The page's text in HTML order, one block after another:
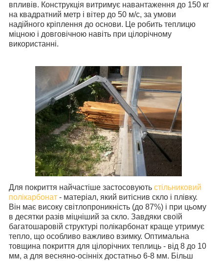
впливів. Конструкція витримує навантаження до 150 кг
на квадратний метр і вітер до 50 м/с, за умови
надійного кріплення до основи. Це робить теплицю
міцною і довговічною навіть при цілорічному
використанні.
Для покриття найчастіше застосовують стільниковий
полікарбонат - матеріал, який витіснив скло і плівку.
Він має високу світлопроникність (до 87%) і при цьому
в десятки разів міцніший за скло. Завдяки своїй
багатошаровій структурі полікарбонат краще утримує
тепло, що особливо важливо взимку. Оптимальна
товщина покриття для цілорічних теплиць - від 8 до 10
мм, а для весняно-осінніх достатньо 6-8 мм. Більш